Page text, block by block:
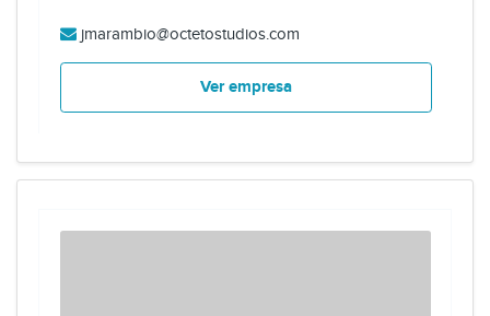
jmarambio@octetostudios.com
Ver empresa